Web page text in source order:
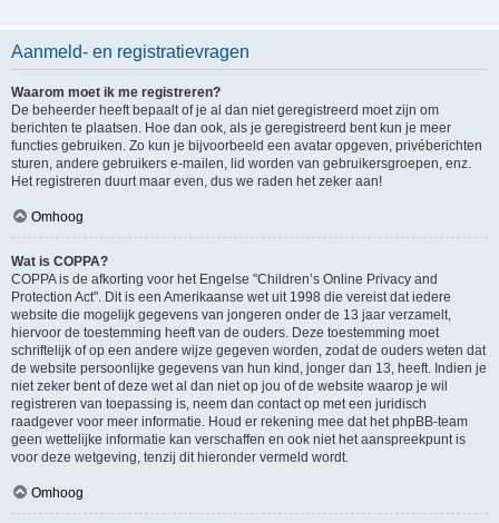
Aanmeld- en registratievragen
Waarom moet ik me registreren?
De beheerder heeft bepaalt of je al dan niet geregistreerd moet zijn om
berichten te plaatsen. Hoe dan ook, als je geregistreerd bent kun je meer
functies gebruiken. Zo kun je bijvoorbeeld een avatar opgeven, privéberichten
sturen, andere gebruikers e-mailen, lid worden van gebruikersgroepen, enz.
Het registreren duurt maar even, dus we raden het zeker aan!
Omhoog
Wat is COPPA?
COPPA is de afkorting voor het Engelse "Children’s Online Privacy and
Protection Act". Dit is een Amerikaanse wet uit 1998 die vereist dat iedere
website die mogelijk gegevens van jongeren onder de 13 jaar verzamelt,
hiervoor de toestemming heeft van de ouders. Deze toestemming moet
schriftelijk of op een andere wijze gegeven worden, zodat de ouders weten dat
de website persoonlijke gegevens van hun kind, jonger dan 13, heeft. Indien je
niet zeker bent of deze wet al dan niet op jou of de website waarop je wil
registreren van toepassing is, neem dan contact op met een juridisch
raadgever voor meer informatie. Houd er rekening mee dat het phpBB-team
geen wettelijke informatie kan verschaffen en ook niet het aanspreekpunt is
voor deze wetgeving, tenzij dit hieronder vermeld wordt.
Omhoog